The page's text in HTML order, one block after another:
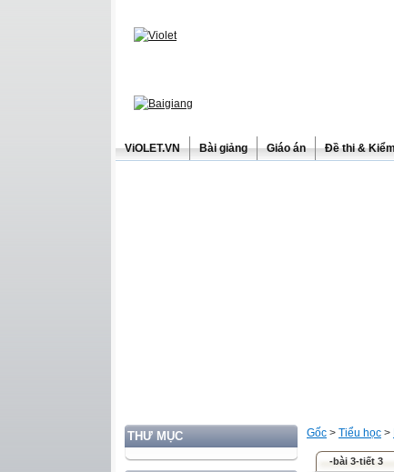
ViOLET.VN Bài giảng Giáo án Đề thi &
THƯ MỤC Gốc > Tiểu học >
-bài 3-tiết 3